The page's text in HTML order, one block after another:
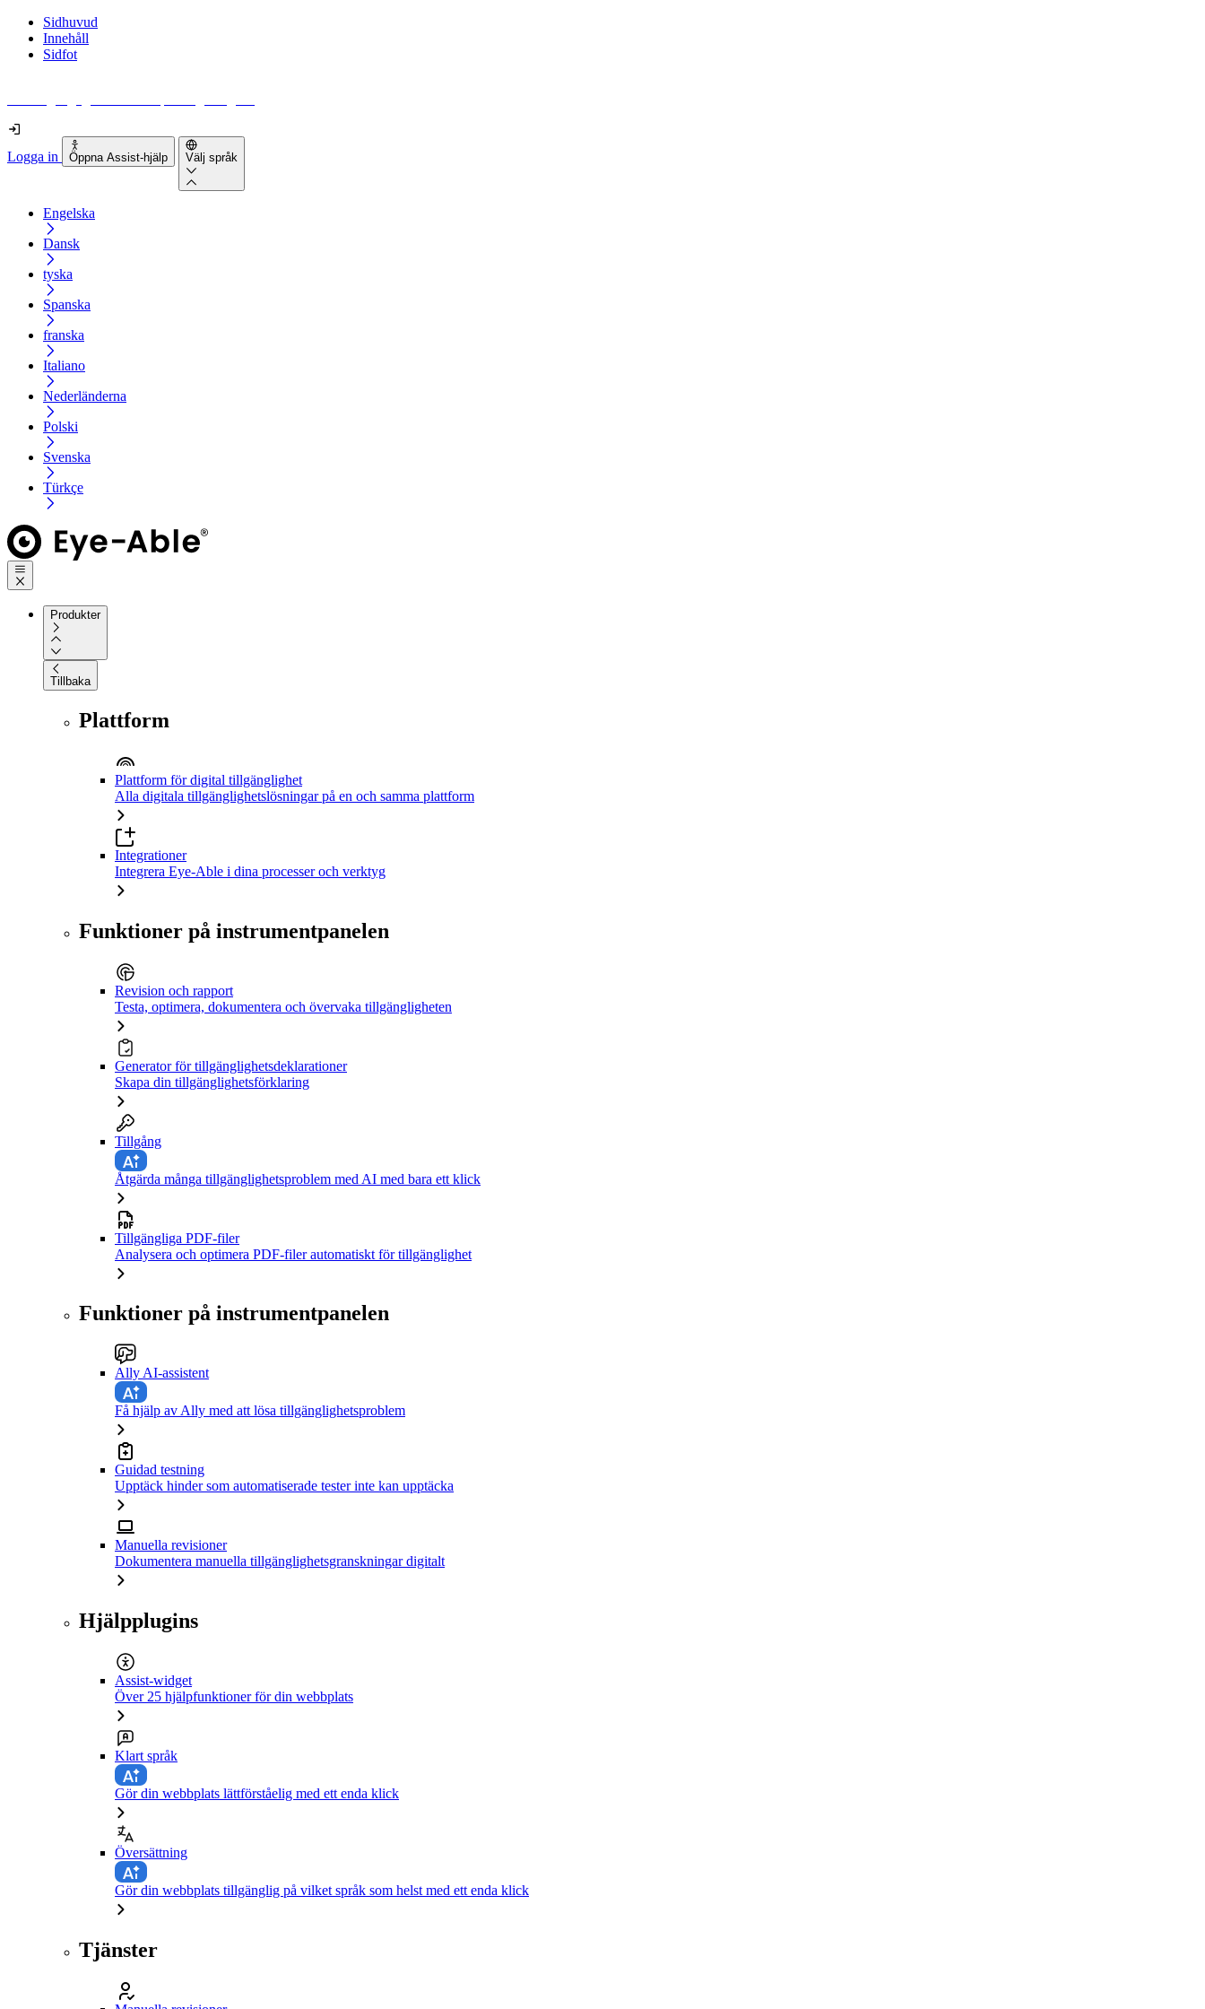
Sidhuvud
Innehåll
Sidfot
Logga in Öppna Assist-hjälp Välj språk
Engelska
Dansk
tyska
Spanska
franska
Italiano
Nederländerna
Polski
Svenska
Türkçe
Produkter
Tillbaka
Plattform
Plattform för digital tillgänglighet
Alla digitala tillgänglighetslösningar på en och samma plattform
Integrationer
Integrera Eye-Able i dina processer och verktyg
Funktioner på instrumentpanelen
Revision och rapport
Testa, optimera, dokumentera och övervaka tillgängligheten
Generator för tillgänglighetsdeklarationer
Skapa din tillgänglighetsförklaring
Tillgång
Åtgärda många tillgänglighetsproblem med AI med bara ett klick
Tillgängliga PDF-filer
Analysera och optimera PDF-filer automatiskt för tillgänglighet
Funktioner på instrumentpanelen
Ally AI-assistent
Få hjälp av Ally med att lösa tillgänglighetsproblem
Guidad testning
Upptäck hinder som automatiserade tester inte kan upptäcka
Manuella revisioner
Dokumentera manuella tillgänglighetsgranskningar digitalt
Hjälpplugins
Assist-widget
Över 25 hjälpfunktioner för din webbplats
Klart språk
Gör din webbplats lättförståelig med ett enda klick
Översättning
Gör din webbplats tillgänglig på vilket språk som helst med ett enda klick
Tjänster